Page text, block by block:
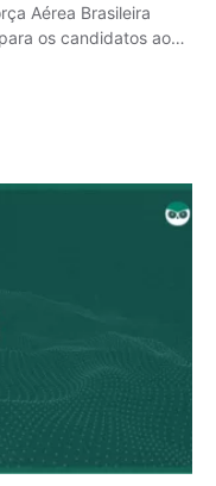
Aérea Brasileira
os candidatos ao…